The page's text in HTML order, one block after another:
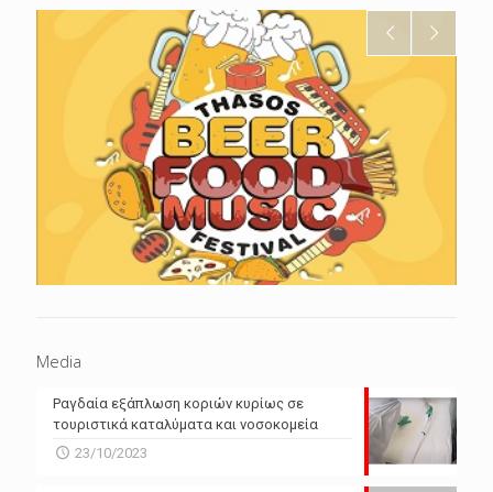
Media
Ραγδαία εξάπλωση κοριών κυρίως σε
τουριστικά καταλύματα και νοσοκομεία
23/10/2023